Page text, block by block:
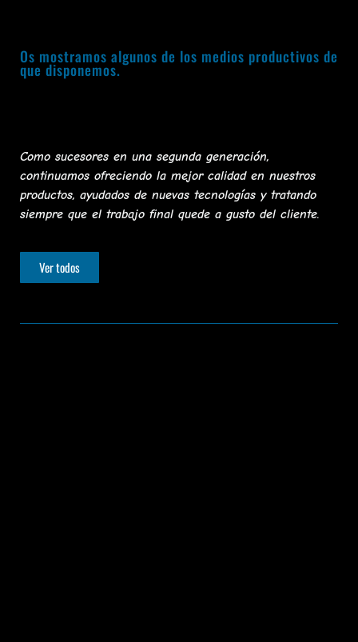
Os mostramos algunos de los medios productivos de
que disponemos.
Como sucesores en una segunda generación,
continuamos ofreciendo la mejor calidad en nuestros
productos, ayudados de nuevas tecnologías y tratando
siempre que el trabajo final quede a gusto del cliente.
Ver todos